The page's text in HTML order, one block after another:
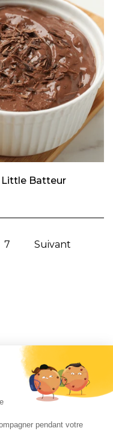
Little Batteur
7 Suivant